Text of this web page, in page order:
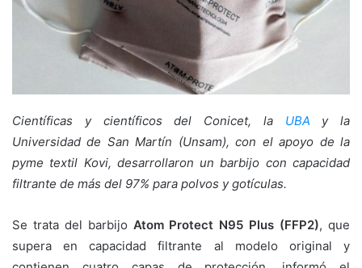
Científicas y científicos del Conicet, la UBA y la
Universidad de San Martín (Unsam), con el apoyo de la
pyme textil Kovi, desarrollaron un barbijo con capacidad
filtrante de más del 97% para polvos y gotículas.
Se trata del barbijo Atom Protect N95 Plus (FFP2), que
supera en capacidad filtrante al modelo original y